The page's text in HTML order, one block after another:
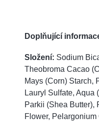
Doplňující
Složení: Sodium
Theobroma Cacao
Mays (Corn) Starch,
Lauryl Sulfate, Aqua
Parkii (Shea Butter),
Flower,